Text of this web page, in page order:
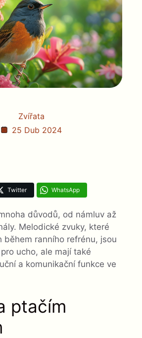
Zvířata
25 Dub 2024
Twitter WhatsApp
důvodů, od námluv až
Melodické zvuky, které
během ranního refrénu, jsou
ucho, ale mají také
a komunikační funkce ve
ptačím